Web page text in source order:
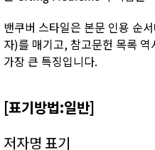
밴쿠버 스타일은 본문 인용 순
자)를 매기고, 참고문헌 목록
가장 큰 특징입니다.
[표기방법:일반]
저자명 표기